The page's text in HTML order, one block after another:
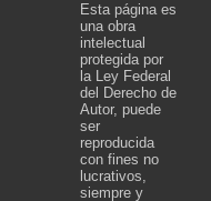
Esta página es
una obra
intelectual
protegida por
la Ley Federal
del Derecho de
Autor, puede
ser
reproducida
con fines no
lucrativos,
siempre y